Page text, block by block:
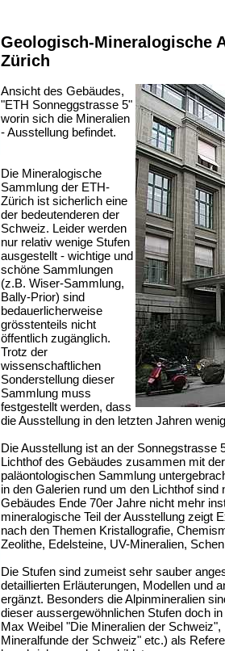
Geologisch-Mineralogische
Zürich
Ansicht des Gebäudes,
"ETH Sonneggstrasse 5"
worin sich die Mineralien
- Ausstellung befindet.
Die Mineralogische
Sammlung der ETH-
Zürich ist sicherlich eine
der bedeutenderen der
Schweiz. Leider werden
nur relativ wenige Stufen
ausgestellt - wichtige und
schöne Sammlungen
(z.B. Wiser-Sammlung,
Bally-Prior) sind
bedauerlicherweise
grösstenteils nicht
öffentlich zugänglich.
Trotz der
wissenschaftlichen
Sonderstellung dieser
Sammlung muss
festgestellt werden, dass
die Ausstellung in den letzten Jahren
Die Ausstellung ist an der Sonnegstrasse
Lichthof des Gebäudes zusammen mit
paläontologischen Sammlung
in den Galerien rund um den Lichthof
Gebäudes Ende 70er Jahre nicht mehr
mineralogische Teil der Ausstellung zeigt
nach den Themen Kristallografie,
Zeolithe, Edelsteine, UV-Mineralien,
Die Stufen sind zumeist sehr sauber
detaillierten Erläuterungen, Modellen und
ergänzt. Besonders die Alpinmineralien
dieser aussergewöhnlichen Stufen doch
Max Weibel "Die Mineralien der
Mineralfunde der Schweiz" etc.) als